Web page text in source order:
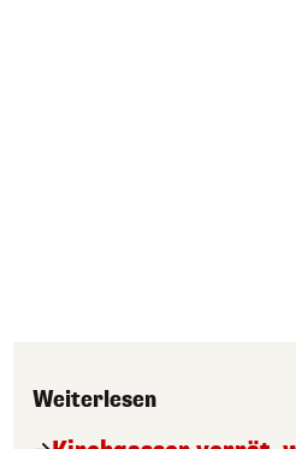
Weiterlesen